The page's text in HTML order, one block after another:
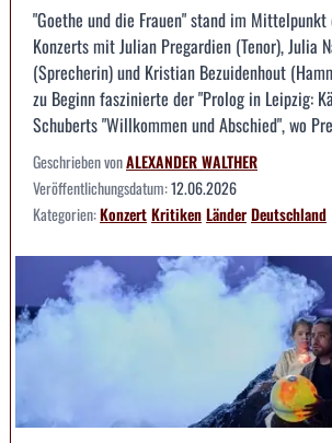
"Goethe und die Frauen" stand im Mittelpunkt
Konzerts mit Julian Pregardien (Tenor), Julia
(Sprecherin) und Kristian Bezuidenhout
zu Beginn faszinierte der "Prolog in Leipzig:
Schuberts "Willkommen und Abschied", wo
Geschrieben vonALEXANDER WALTHER
Veröffentlichungsdatum:12.06.2026
Kategorien:KonzertKritikenLänderDeutschland